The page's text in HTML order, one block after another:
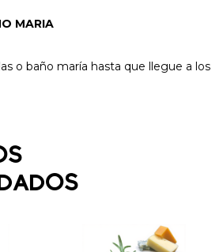
MARIA
o baño maría hasta que llegue a los